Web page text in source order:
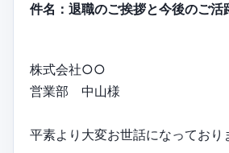
件名：退職のご挨拶と今後のご活
株式会社○○
営業部 中山様
平素より大変お世話になっており